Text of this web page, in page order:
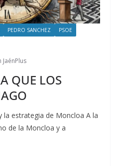
PEDRO SANCHEZ
PSOE
JaénPlus
QUE LOS
la estrategia de Moncloa A la
de la Moncloa y a